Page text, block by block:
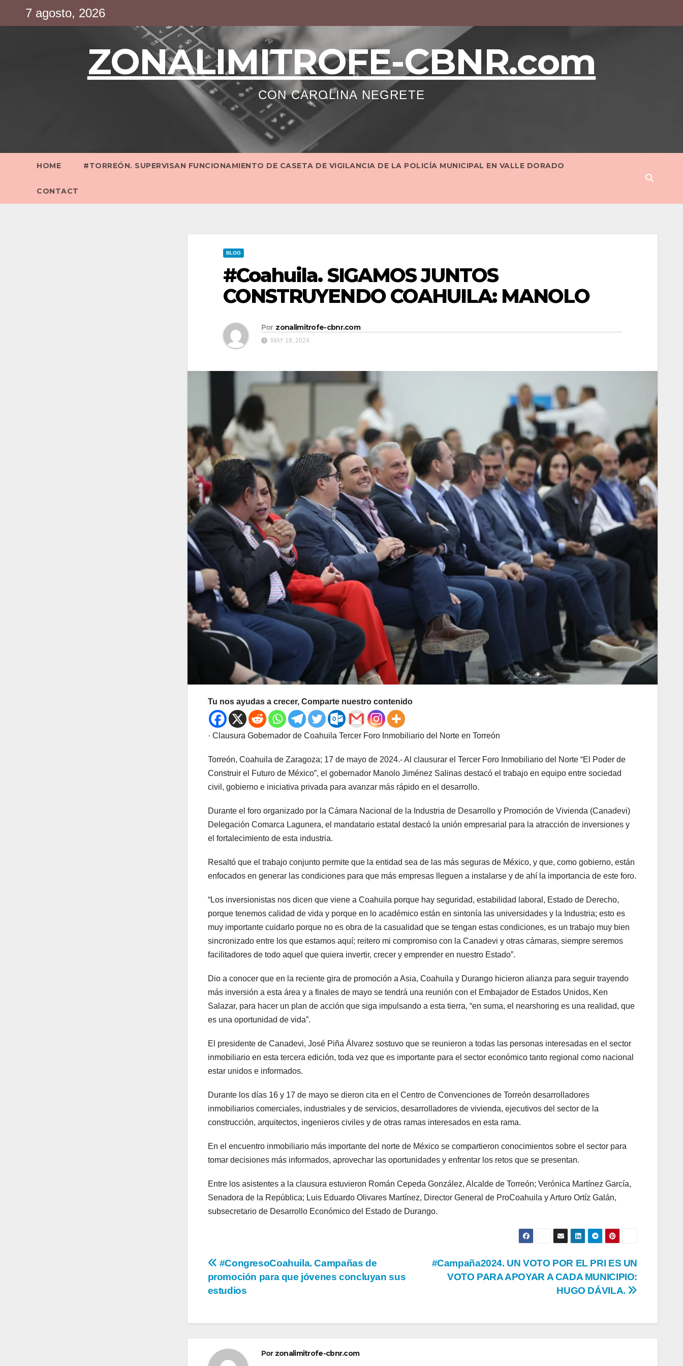
7 agosto, 2026
ZONALIMITROFE-CBNR.com
CON CAROLINA NEGRETE
HOME #TORREÓN. SUPERVISAN FUNCIONAMIENTO DE CASETA DE VIGILANCIA DE LA POLICÍA MUNICIPAL EN VALLE DORADO
CONTACT
BLOG
#Coahuila. SIGAMOS JUNTOS
CONSTRUYENDO COAHUILA: MANOLO
Por zonalimitrofe-cbnr.com
MAY 18, 2024
Tu nos ayudas a crecer, Comparte nuestro contenido
· Clausura Gobernador de Coahuila Tercer Foro Inmobiliario del Norte en Torreón
Torreón, Coahuila de Zaragoza; 17 de mayo de 2024.- Al clausurar el Tercer Foro Inmobiliario del Norte “El Poder de
Construir el Futuro de México”, el gobernador Manolo Jiménez Salinas destacó el trabajo en equipo entre sociedad
civil, gobierno e iniciativa privada para avanzar más rápido en el desarrollo.
Durante el foro organizado por la Cámara Nacional de la Industria de Desarrollo y Promoción de Vivienda (Canadevi)
Delegación Comarca Lagunera, el mandatario estatal destacó la unión empresarial para la atracción de inversiones y
el fortalecimiento de esta industria.
Resaltó que el trabajo conjunto permite que la entidad sea de las más seguras de México, y que, como gobierno, están
enfocados en generar las condiciones para que más empresas lleguen a instalarse y de ahí la importancia de este foro.
“Los inversionistas nos dicen que viene a Coahuila porque hay seguridad, estabilidad laboral, Estado de Derecho,
porque tenemos calidad de vida y porque en lo académico están en sintonía las universidades y la Industria; esto es
muy importante cuidarlo porque no es obra de la casualidad que se tengan estas condiciones, es un trabajo muy bien
sincronizado entre los que estamos aquí; reitero mi compromiso con la Canadevi y otras cámaras, siempre seremos
facilitadores de todo aquel que quiera invertir, crecer y emprender en nuestro Estado”.
Dio a conocer que en la reciente gira de promoción a Asia, Coahuila y Durango hicieron alianza para seguir trayendo
más inversión a esta área y a finales de mayo se tendrá una reunión con el Embajador de Estados Unidos, Ken
Salazar, para hacer un plan de acción que siga impulsando a esta tierra, “en suma, el nearshoring es una realidad, que
es una oportunidad de vida”.
El presidente de Canadevi, José Piña Álvarez sostuvo que se reunieron a todas las personas interesadas en el sector
inmobiliario en esta tercera edición, toda vez que es importante para el sector económico tanto regional como nacional
estar unidos e informados.
Durante los días 16 y 17 de mayo se dieron cita en el Centro de Convenciones de Torreón desarrolladores
inmobiliarios comerciales, industriales y de servicios, desarrolladores de vivienda, ejecutivos del sector de la
construcción, arquitectos, ingenieros civiles y de otras ramas interesados en esta rama.
En el encuentro inmobiliario más importante del norte de México se compartieron conocimientos sobre el sector para
tomar decisiones más informados, aprovechar las oportunidades y enfrentar los retos que se presentan.
Entre los asistentes a la clausura estuvieron Román Cepeda González, Alcalde de Torreón; Verónica Martínez García,
Senadora de la República; Luis Eduardo Olivares Martínez, Director General de ProCoahuila y Arturo Ortíz Galán,
subsecretario de Desarrollo Económico del Estado de Durango.
Navegación
de
#Campaña2024. UN VOTO POR EL PRI ES UN
VOTO PARA APOYAR A CADA MUNICIPIO:
HUGO DÁVILA.
#CongresoCoahuila. Campañas de
promoción para que jóvenes concluyan sus
estudios
Por zonalimitrofe-cbnr.com